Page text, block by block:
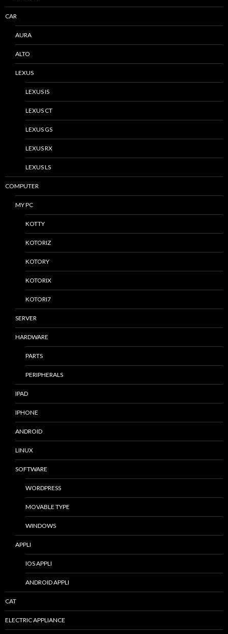
CAR
AURA
ALTO
LEXUS
LEXUS IS
LEXUS CT
LEXUS GS
LEXUS RX
LEXUS LS
COMPUTER
MY PC
KOTTY
KOTORIZ
KOTORY
KOTORIX
KOTORI7
SERVER
HARDWARE
PARTS
PERIPHERALS
IPAD
IPHONE
ANDROID
LINUX
SOFTWARE
WORDPRESS
MOVABLE TYPE
WINDOWS
APPLI
IOS APPLI
ANDROID APPLI
CAT
ELECTRIC APPLIANCE